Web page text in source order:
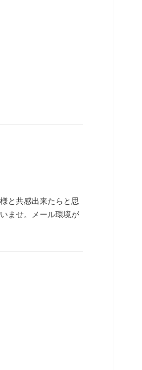
と共感出来たらと思
ませ。メール環境が